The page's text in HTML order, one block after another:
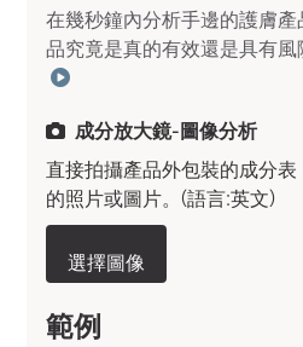
在幾秒鐘內分析手邊的護膚
品究竟是真的有效還是具有
成分放大鏡-圖像分析
直接拍攝產品外包裝的成分
的照片或圖片。(語言:英文)
選擇圖像
範例